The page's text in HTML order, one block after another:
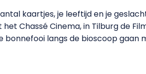
kaartjes, je leeftijd en je
Chassé Cinema, in Tilburg de
bonnefooi langs de bioscoop gaan